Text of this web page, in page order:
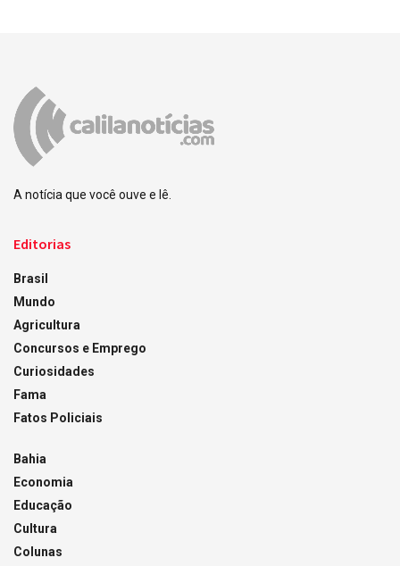
A notícia que você ouve e lê.
Editorias
Brasil
Mundo
Agricultura
Concursos e Emprego
Curiosidades
Fama
Fatos Policiais
Bahia
Economia
Educação
Cultura
Colunas